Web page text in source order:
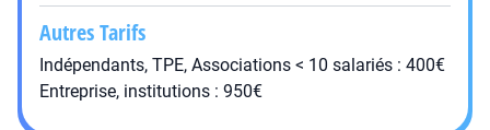
Autres Tarifs
Indépendants, TPE, Associations < 10 salariés : 400€
Entreprise, institutions : 950€